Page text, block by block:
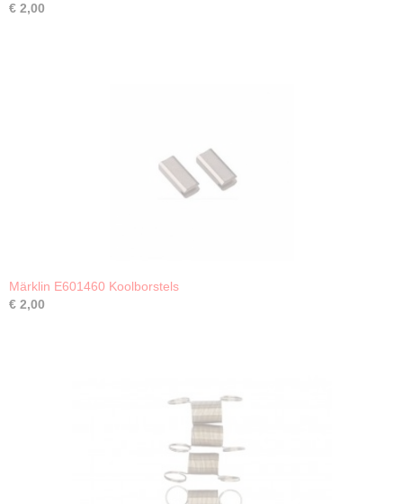
€ 2,00
Märklin E601460 Koolborstels
€ 2,00